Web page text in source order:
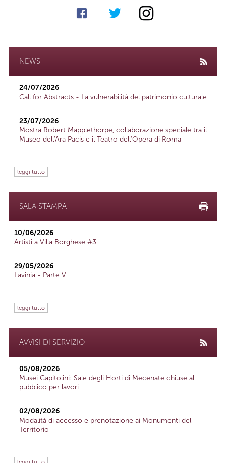
NEWS
24/07/2026
Call for Abstracts - La vulnerabilità del patrimonio culturale
23/07/2026
Mostra Robert Mapplethorpe, collaborazione speciale tra il
Museo dell'Ara Pacis e il Teatro dell'Opera di Roma
leggi tutto
SALA STAMPA
10/06/2026
Artisti a Villa Borghese #3
29/05/2026
Lavinia - Parte V
leggi tutto
AVVISI DI SERVIZIO
05/08/2026
Musei Capitolini: Sale degli Horti di Mecenate chiuse al
pubblico per lavori
02/08/2026
Modalità di accesso e prenotazione ai Monumenti del
Territorio